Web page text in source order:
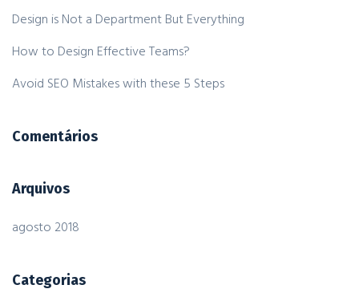
Design is Not a Department But Everything
How to Design Effective Teams?
Avoid SEO Mistakes with these 5 Steps
Comentários
Arquivos
agosto 2018
Categorias